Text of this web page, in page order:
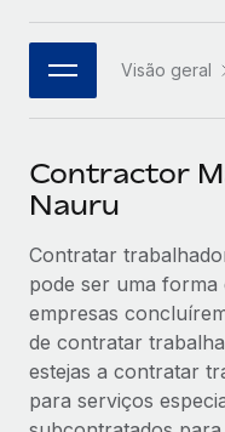
한국어
中文（简体）
Visão geral
Contractor
Nauru
Contratar
pode ser uma forma
empresas
de contratar
estejas a contratar
para serviços